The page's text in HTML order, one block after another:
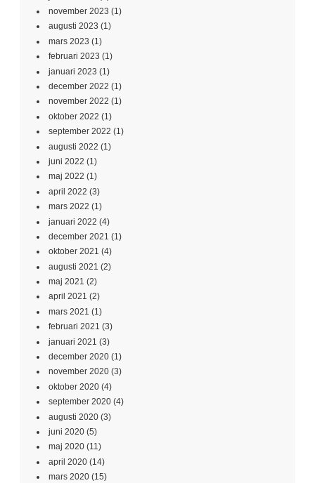
november 2023 (1)
augusti 2023 (1)
mars 2023 (1)
februari 2023 (1)
januari 2023 (1)
december 2022 (1)
november 2022 (1)
oktober 2022 (1)
september 2022 (1)
augusti 2022 (1)
juni 2022 (1)
maj 2022 (1)
april 2022 (3)
mars 2022 (1)
januari 2022 (4)
december 2021 (1)
oktober 2021 (4)
augusti 2021 (2)
maj 2021 (2)
april 2021 (2)
mars 2021 (1)
februari 2021 (3)
januari 2021 (3)
december 2020 (1)
november 2020 (3)
oktober 2020 (4)
september 2020 (4)
augusti 2020 (3)
juni 2020 (5)
maj 2020 (11)
april 2020 (14)
mars 2020 (15)